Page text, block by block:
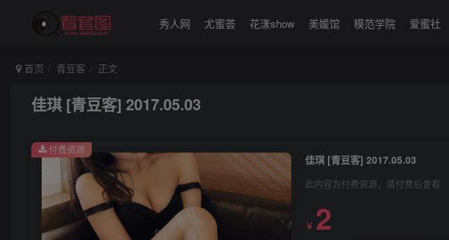
秀人网 尤蜜荟 花漾show 美媛馆 模范学院 爱蜜社
首页 青豆客 正文
佳琪 [青豆客] 2017.05.03
佳琪 [青豆客] 2017.05.03
此内容为付费资源，请付费后查看
￥ 2
付费资源